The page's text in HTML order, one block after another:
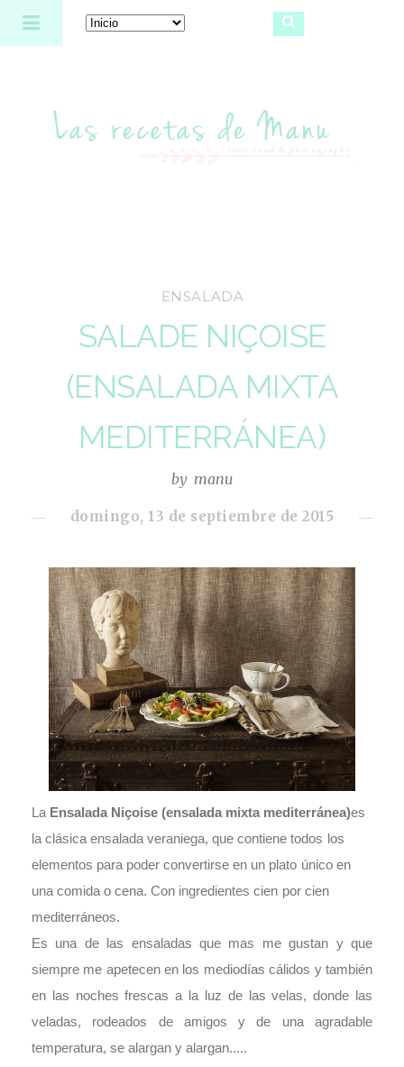
Las recetas de Manu
ENSALADA
SALADE NIÇOISE
(ENSALADA MIXTA
MEDITERRÁNEA)
by manu
domingo, 13 de septiembre de 2015
La Ensalada Niçoise (ensalada mixta mediterránea)es
la clásica ensalada veraniega, que contiene todos los
elementos para poder convertirse en un plato único en
una comida o cena. Con ingredientes cien por cien
mediterráneos.
Es una de las ensaladas que mas me gustan y que
siempre me apetecen en los mediodías cálidos y también
en las noches frescas a la luz de las velas, donde las
veladas, rodeados de amigos y de una agradable
temperatura, se alargan y alargan.....